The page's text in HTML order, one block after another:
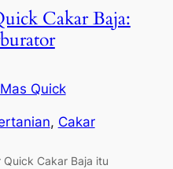
Cakar Baja:
Mas Quick
, Cakar
Cakar Baja itu